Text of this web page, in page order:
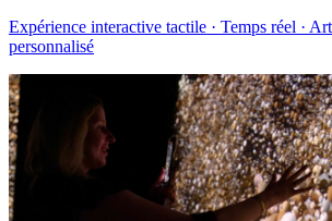
Expérience interactive tactile · Temps réel ·
personnalisé